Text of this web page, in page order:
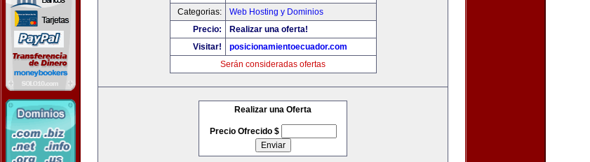
Categorias:
Web Hosting y Dominios
Precio:
Realizar una oferta!
Visitar!
posicionamientoecuador.com
Serán consideradas ofertas
Realizar una Oferta
Precio Ofrecido $